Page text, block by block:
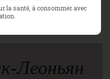
Леоньян
la santé, à consommer avec